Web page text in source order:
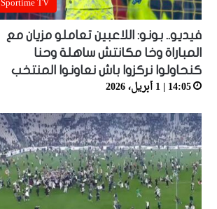
فيديو.. بونو: اللاعبين تعاملو مزيان مع
المباراة وخا مكانتش ساهلة وحنا
كنحاولوا نركزوا باش نعاونوا المنتخب
14:05 | 1 أبريل، 2026